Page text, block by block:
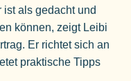
als gedacht und
können, zeigt Leibi
Er richtet sich an
praktische Tipps